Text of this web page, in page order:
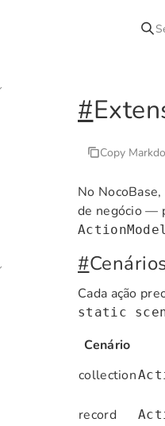
#
Copy
No NocoBase,
de negócio —
ActionModel
#
Cada ação
static
Cenário
collection
record